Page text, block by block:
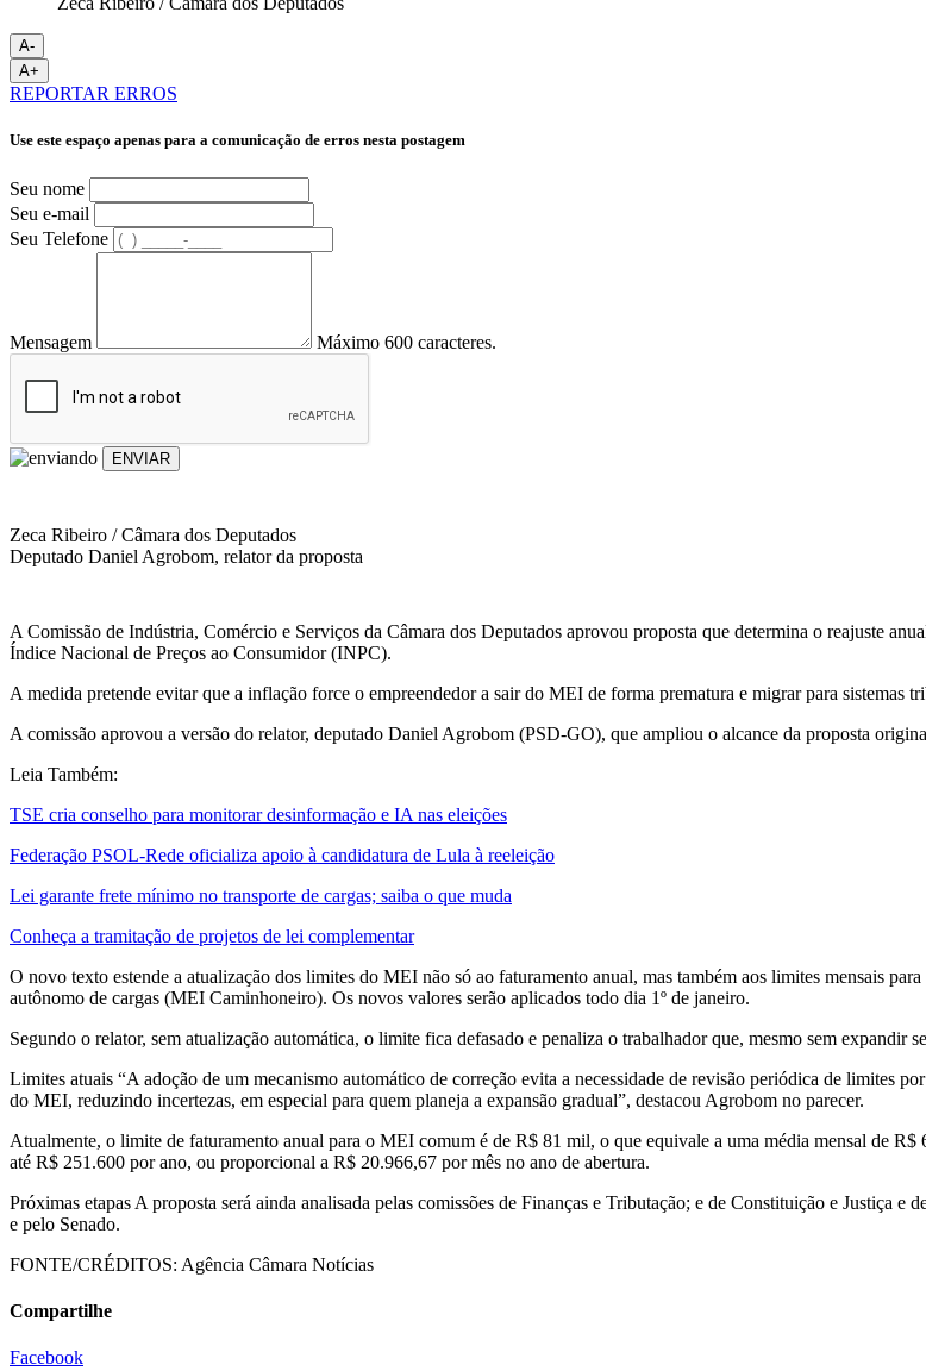
A-
A+
REPORTAR ERROS
Use este espaço apenas para a comunicação de erros nesta postagem
Seu nome
Seu e-mail
Seu Telefone
Mensagem Máximo 600 caracteres.
ENVIAR
Zeca Ribeiro / Câmara dos Deputados
Deputado Daniel Agrobom, relator da proposta
A Comissão de Indústria, Comércio e Serviços da Câmara dos Deputados aprovou proposta que determina o reajuste
Índice Nacional de Preços ao Consumidor (INPC).
A medida pretende evitar que a inflação force o empreendedor a sair do MEI de forma prematura e migrar para sistemas
A comissão aprovou a versão do relator, deputado Daniel Agrobom (PSD-GO), que ampliou o alcance da proposta
Leia Também:
TSE cria conselho para monitorar desinformação e IA nas eleições
Federação PSOL-Rede oficializa apoio à candidatura de Lula à reeleição
Lei garante frete mínimo no transporte de cargas; saiba o que muda
Conheça a tramitação de projetos de lei complementar
O novo texto estende a atualização dos limites do MEI não só ao faturamento anual, mas também aos limites mensais
autônomo de cargas (MEI Caminhoneiro). Os novos valores serão aplicados todo dia 1º de janeiro.
Segundo o relator, sem atualização automática, o limite fica defasado e penaliza o trabalhador que, mesmo sem expandir
Limites atuais “A adoção de um mecanismo automático de correção evita a necessidade de revisão periódica de limites
do MEI, reduzindo incertezas, em especial para quem planeja a expansão gradual”, destacou Agrobom no parecer.
Atualmente, o limite de faturamento anual para o MEI comum é de R$ 81 mil, o que equivale a uma média mensal de
até R$ 251.600 por ano, ou proporcional a R$ 20.966,67 por mês no ano de abertura.
Próximas etapas A proposta será ainda analisada pelas comissões de Finanças e Tributação; e de Constituição e Justiça
e pelo Senado.
FONTE/CRÉDITOS: Agência Câmara Notícias
Compartilhe
Facebook